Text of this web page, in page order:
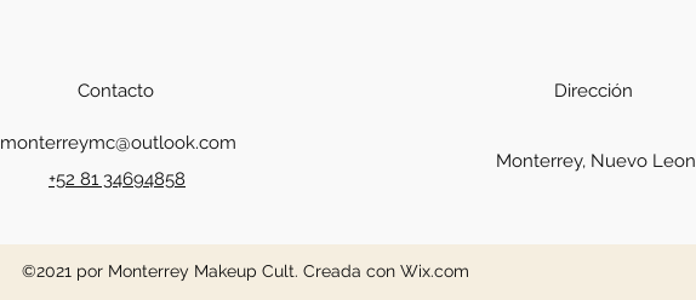
Contacto
monterreymc@outlook.com
+52 81 34694858
Dirección
Monterrey, Nuevo Leon
©2021 por Monterrey Makeup Cult. Creada con Wix.com